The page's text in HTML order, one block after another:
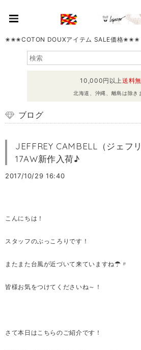
✬✬✬COTON DOUXアイテム SALE価格✬✬✬
10,000円以上送料
北海道、沖縄、離島は除き
ブログ
JEFFREY CAMBELL（ジェフ
17AW新作入荷♪
2017/10/29 16:40
こんにちは！
スタッフのぶっころりです！
またまた台風が近づいて来ていますね☂〃
皆様お気をつけてくださいね～！
さて本日はこちらのご紹介です！